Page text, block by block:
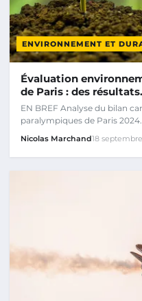
ENVIRONNEMENT ET
Évaluation
de Paris : des
EN BREF Analyse du bilan
paralympiques de Paris
Nicolas Marchand18